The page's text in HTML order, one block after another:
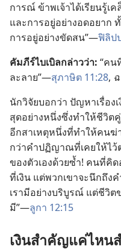
การณ์ ข้าพเจ้าได้เรียนรู้เค
และการอยู่อย่างอดอยาก
การอยู่อย่างขัดสน”—ฟิลิป
คัมภีร์ไบเบิลกล่าวว่า: “คน
ละลาย”—สุภาษิต 11:28,
นักวิจัยบอกว่า ปัญหาเรื่อง
สุดอย่างหนึ่งซึ่งทำให้ชีวิตคู่
อีกสาเหตุหนึ่งที่ทำให้คนฆ่
กว่าคำปฏิญาณที่เคยให้ไว้
ของตัวเองด้วยซ้ำ! คนที่คิด
ที่เงิน แต่พวกเขาจะนึกถึงค
เรามีอย่างบริบูรณ์ แต่ชีวิต
มี”—ลูกา 12:15
เงินสำคัญแค่ไหน